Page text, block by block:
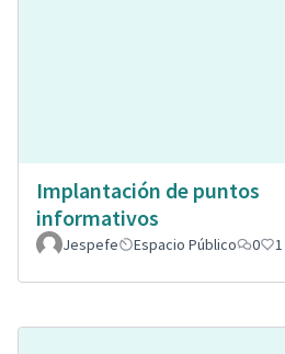
Implantación de puntos
informativos
Jespefe Espacio Público 0 1